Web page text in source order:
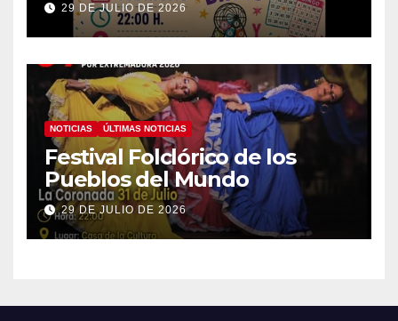
29 DE JULIO DE 2026
NOTICIAS ÚLTIMAS NOTICIAS
Festival Folclórico de los
Pueblos del Mundo
29 DE JULIO DE 2026